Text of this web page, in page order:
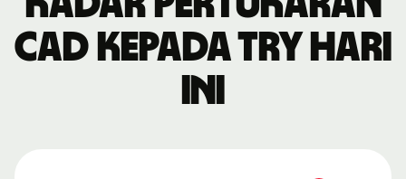
CAD kepada TRY hari
ini